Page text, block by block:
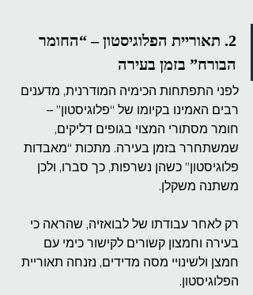
2. תאוריית הפלוגיסטון – “החומר
הבורח” בזמן בעירה
לפני התפתחות הכימיה המודרנית, מדענים
רבים האמינו בקיומו של “פלוגיסטון” –
חומר מסתורי המצוי בגופים דליקים,
שמשתחרר בזמן בעירה. מתכות “מאבדות
פלוגיסטון” כשהן נשרפות, כך סברו, ולכן
משתנה משקלן.
רק לאחר עבודתו של לבואזיה, שהראה כי
בעירה וחמצון קשורים לקישור כימי עם
חמצן ולשינויי מסה מדידים, נזנחה תאוריית
הפלוגיסטון.